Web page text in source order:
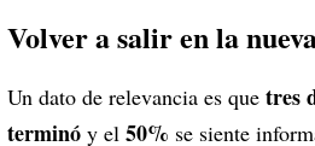
Volver a salir en la
Un dato de relevancia es que tres
terminó y el 50% se siente